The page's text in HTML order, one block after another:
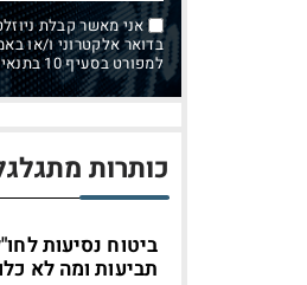
אני מאשר קבלת
בדואר אלקטרוני ו/או
למפורט בסעיף 10 בתנאי השימוש
כותרות
תביעות ומה לא